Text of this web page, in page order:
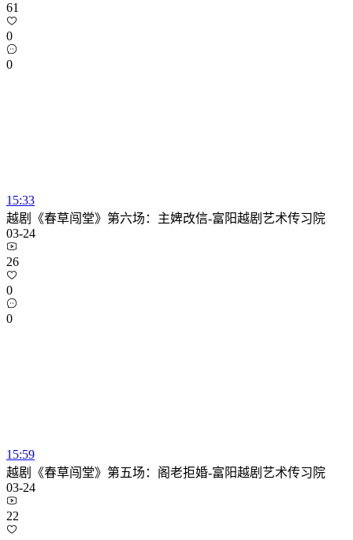
61
0
0
15:33
越剧《春草闯堂》第六场：主婢改信-富阳越剧艺术传习院
03-24
26
0
0
15:59
越剧《春草闯堂》第五场：阁老拒婚-富阳越剧艺术传习院
03-24
22